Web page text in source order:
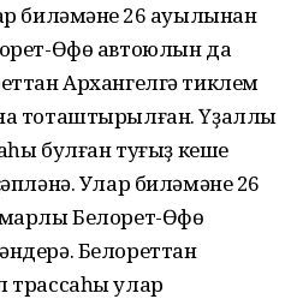
биләмәнең 26 ауылынан
Өфө автоюлын да
Архангелгә тиклем
тоташтырылған. Үҙаллы
булған туғыҙ кеше
Улар биләмәнең 26
Белорет-Өфө
Белореттан
трассаһы улар